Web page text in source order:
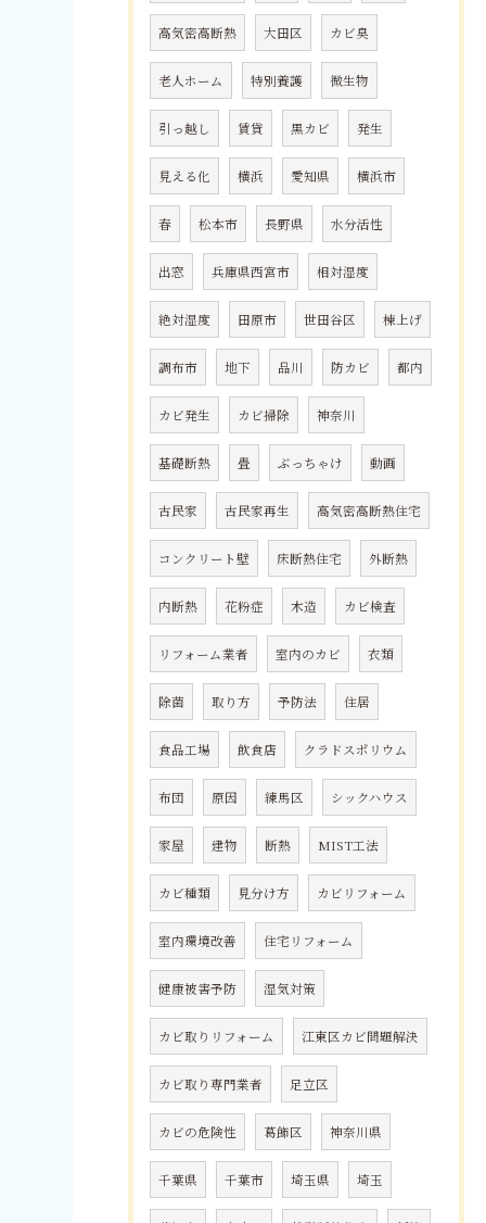
高気密高断熱 大田区 カビ臭
老人ホーム 特別養護 微生物
引っ越し 賃貸 黒カビ 発生
見える化 横浜 愛知県 横浜市
春 松本市 長野県 水分活性
出窓 兵庫県西宮市 相対湿度
絶対湿度 田原市 世田谷区 棟上げ
調布市 地下 品川 防カビ 都内
カビ発生 カビ掃除 神奈川
基礎断熱 畳 ぶっちゃけ 動画
古民家 古民家再生 高気密高断熱住宅
コンクリート壁 床断熱住宅 外断熱
内断熱 花粉症 木造 カビ検査
リフォーム業者 室内のカビ 衣類
除菌 取り方 予防法 住居
食品工場 飲食店 クラドスポリウム
布団 原因 練馬区 シックハウス
家屋 建物 断熱 MIST工法
カビ種類 見分け方 カビリフォーム
室内環境改善 住宅リフォーム
健康被害予防 湿気対策
カビ取りリフォーム 江東区カビ問題解決
カビ取り専門業者 足立区
カビの危険性 葛飾区 神奈川県
千葉県 千葉市 埼玉県 埼玉